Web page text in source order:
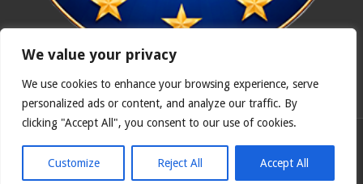
We value your privacy
We use cookies to enhance your browsing experience, serve
personalized ads or content, and analyze our traffic. By
clicking "Accept All", you consent to our use of cookies.
Customize Reject All Accept All
In nómine Patris, et Fílii, et Spíritus Sancti. Amen.
© Copyright 2026, Wszelkie prawa zastrzeżone